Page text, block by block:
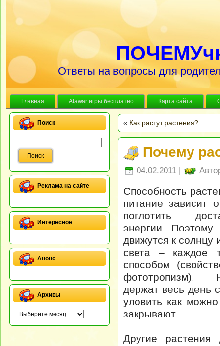
Ответы на вопросы для
Главная Alawar игры бесплатно Карта сайта
Поиск
Реклама на сайте
Интересное
Анонс
Архивы
« Как растут растения?
Почему
04.02.2011 |
Способность
питание зависит
поглотить
энергии. Поэтому
движутся к солнцу
света – каждое
способом
фототропизм).
держат весь день
уловить как
закрывают.
Другие